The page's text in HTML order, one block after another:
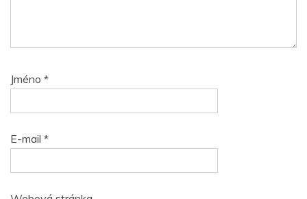
Jméno *
E-mail *